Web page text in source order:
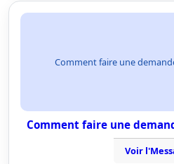
Comment faire une
Comment faire une
Voir